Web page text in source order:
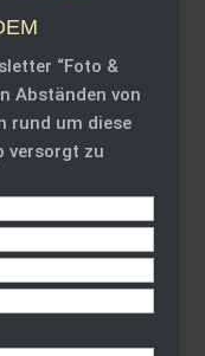
“Foto &
Abständen von
rund um diese
versorgt zu